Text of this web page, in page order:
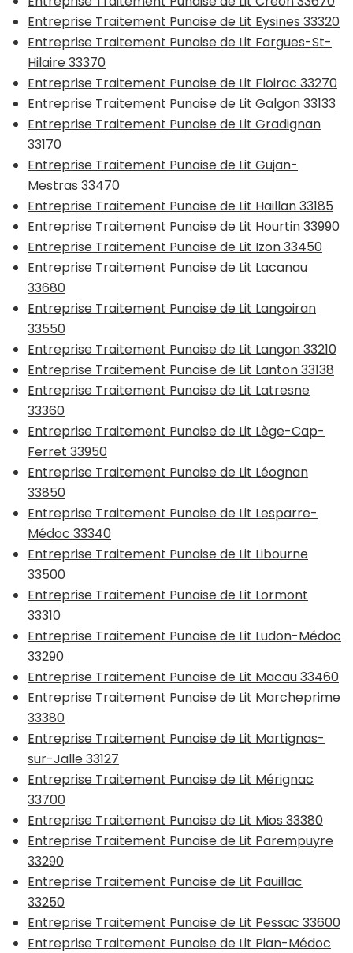
Entreprise Traitement Punaise de Lit Eysines 33320
Entreprise Traitement Punaise de Lit Fargues-St-
Hilaire 33370
Entreprise Traitement Punaise de Lit Floirac 33270
Entreprise Traitement Punaise de Lit Galgon 33133
Entreprise Traitement Punaise de Lit Gradignan
33170
Entreprise Traitement Punaise de Lit Gujan-
Mestras 33470
Entreprise Traitement Punaise de Lit Haillan 33185
Entreprise Traitement Punaise de Lit Hourtin 33990
Entreprise Traitement Punaise de Lit Izon 33450
Entreprise Traitement Punaise de Lit Lacanau
33680
Entreprise Traitement Punaise de Lit Langoiran
33550
Entreprise Traitement Punaise de Lit Langon 33210
Entreprise Traitement Punaise de Lit Lanton 33138
Entreprise Traitement Punaise de Lit Latresne
33360
Entreprise Traitement Punaise de Lit Lège-Cap-
Ferret 33950
Entreprise Traitement Punaise de Lit Léognan
33850
Entreprise Traitement Punaise de Lit Lesparre-
Médoc 33340
Entreprise Traitement Punaise de Lit Libourne
33500
Entreprise Traitement Punaise de Lit Lormont
33310
Entreprise Traitement Punaise de Lit Ludon-Médoc
33290
Entreprise Traitement Punaise de Lit Macau 33460
Entreprise Traitement Punaise de Lit Marcheprime
33380
Entreprise Traitement Punaise de Lit Martignas-
sur-Jalle 33127
Entreprise Traitement Punaise de Lit Mérignac
33700
Entreprise Traitement Punaise de Lit Mios 33380
Entreprise Traitement Punaise de Lit Parempuyre
33290
Entreprise Traitement Punaise de Lit Pauillac
33250
Entreprise Traitement Punaise de Lit Pessac 33600
Entreprise Traitement Punaise de Lit Pian-Médoc